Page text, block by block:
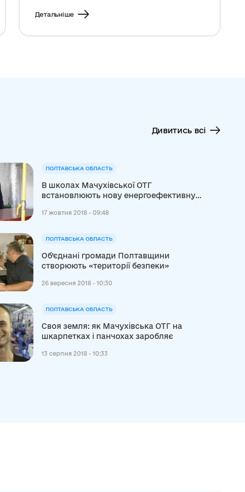
Детальніше
Дивитись всі
ПОЛТАВСЬКА ОБЛАСТЬ
В школах Мачухівської ОТГ
встановлюють нову енергоефективну
17 жовтня 2018 - 09:48
ПОЛТАВСЬКА ОБЛАСТЬ
Об’єднані громади Полтавщини
створюють «території безпеки»
26 вересня 2018 - 10:30
ПОЛТАВСЬКА ОБЛАСТЬ
Своя земля: як Мачухівська ОТГ на
шкарпетках і панчохах заробляє
13 серпня 2018 - 10:33